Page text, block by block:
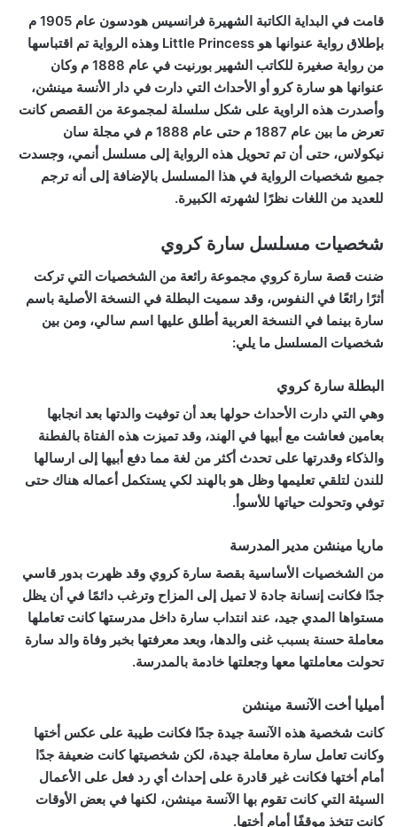
قامت في البداية الكاتبة الشهيرة فرانسيس هودسون عام 1905 م
بإطلاق رواية عنوانها هو Little Princess وهذه الرواية تم اقتباسها
من رواية صغيرة للكاتب الشهير بورنيت في عام 1888 م وكان
عنوانها هو سارة كرو أو الأحداث التي دارت في دار الأنسة مينشن،
وأصدرت هذه الراوية على شكل سلسلة لمجموعة من القصص كانت
تعرض ما بين عام 1887 م حتى عام 1888 م في مجلة سان
نيكولاس، حتى أن تم تحويل هذه الرواية إلى مسلسل أنمي، وجسدت
جميع شخصيات الرواية في هذا المسلسل بالإضافة إلى أنه ترجم
للعديد من اللغات نظرًا لشهرته الكبيرة.
شخصيات مسلسل سارة كروي
ضنت قصة سارة كروي مجموعة رائعة من الشخصيات التي تركت
أثرًا رائعًا في النفوس، وقد سميت البطلة في النسخة الأصلية باسم
سارة بينما في النسخة العربية أطلق عليها اسم سالي، ومن بين
شخصيات المسلسل ما يلي:
البطلة سارة كروي
وهي التي دارت الأحداث حولها بعد أن توفيت والدتها بعد انجابها
بعامين فعاشت مع أبيها في الهند، وقد تميزت هذه الفتاة بالفطنة
والذكاء وقدرتها على تحدث أكثر من لغة مما دفع أبيها إلى ارسالها
للندن لتلقي تعليمها وظل هو بالهند لكي يستكمل أعماله هناك حتى
توفي وتحولت حياتها للأسوأ.
ماريا مينشن مدير المدرسة
من الشخصيات الأساسية بقصة سارة كروي وقد ظهرت بدور قاسي
جدًا فكانت إنسانة جادة لا تميل إلى المزاح وترغب دائمًا في أن يظل
مستواها المدي جيد، عند انتداب سارة داخل مدرستها كانت تعاملها
معاملة حسنة بسبب غنى والدها، وبعد معرفتها بخبر وفاة والد سارة
تحولت معاملتها معها وجعلتها خادمة بالمدرسة.
أميليا أخت الآنسة مينشن
كانت شخصية هذه الآنسة جيدة جدًا فكانت طيبة على عكس أختها
وكانت تعامل سارة معاملة جيدة، لكن شخصيتها كانت ضعيفة جدًا
أمام أختها فكانت غير قادرة على إحداث أي رد فعل على الأعمال
السيئة التي كانت تقوم بها الآنسة مينشن، لكنها في بعض الأوقات
كانت تتخذ موقفًا أمام أختها.